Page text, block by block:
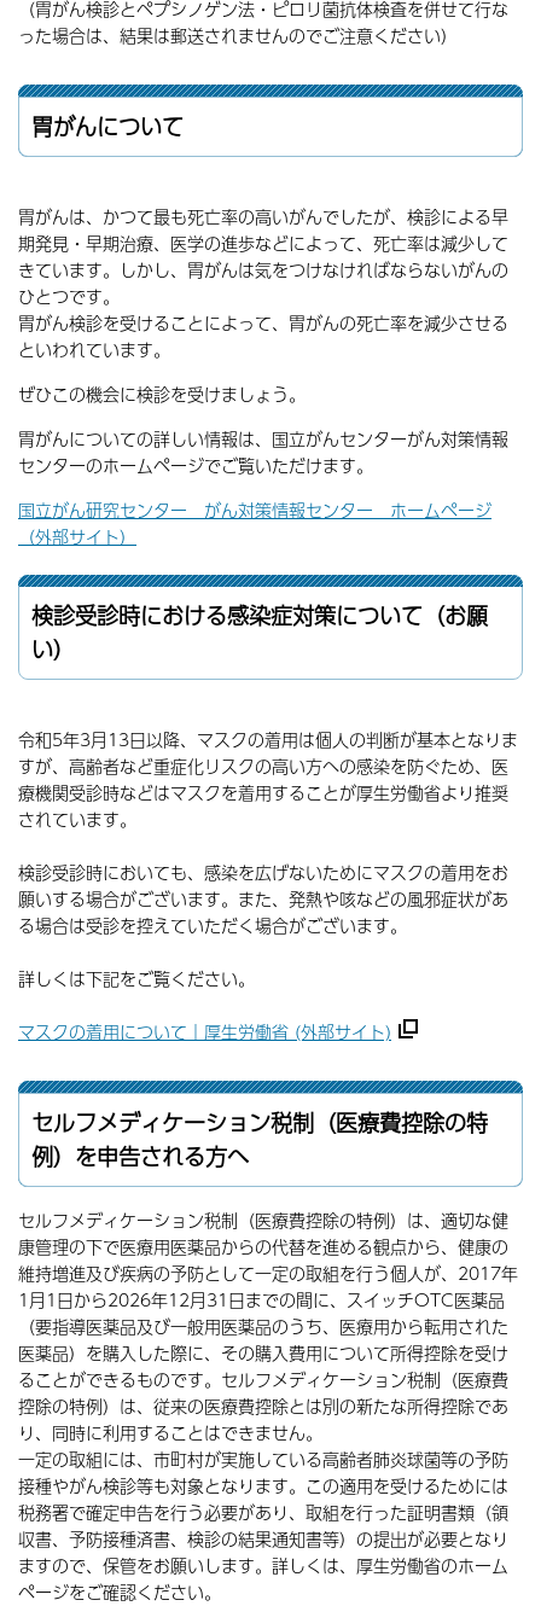
（胃がん検診とペプシノゲン法・ピロリ菌抗体検査を併せて行な
った場合は、結果は郵送されませんのでご注意ください）
胃がんについて
胃がんは、かつて最も死亡率の高いがんでしたが、検診による早
期発見・早期治療、医学の進歩などによって、死亡率は減少して
きています。しかし、胃がんは気をつけなければならないがんの
ひとつです。
胃がん検診を受けることによって、胃がんの死亡率を減少させる
といわれています。
ぜひこの機会に検診を受けましょう。
胃がんについての詳しい情報は、国立がんセンターがん対策情報
センターのホームページでご覧いただけます。
国立がん研究センター がん対策情報センター ホームページ
（外部サイト）
検診受診時における感染症対策について（お願
い）
令和5年3月13日以降、マスクの着用は個人の判断が基本となりま
すが、高齢者など重症化リスクの高い方への感染を防ぐため、医
療機関受診時などはマスクを着用することが厚生労働省より推奨
されています。
検診受診時においても、感染を広げないためにマスクの着用をお
願いする場合がございます。また、発熱や咳などの風邪症状があ
る場合は受診を控えていただく場合がございます。
詳しくは下記をご覧ください。
マスクの着用について｜厚生労働省 (外部サイト)
セルフメディケーション税制（医療費控除の特
例）を申告される方へ
セルフメディケーション税制（医療費控除の特例）は、適切な健
康管理の下で医療用医薬品からの代替を進める観点から、健康の
維持増進及び疾病の予防として一定の取組を行う個人が、2017年
1月1日から2026年12月31日までの間に、スイッチOTC医薬品
（要指導医薬品及び一般用医薬品のうち、医療用から転用された
医薬品）を購入した際に、その購入費用について所得控除を受け
ることができるものです。セルフメディケーション税制（医療費
控除の特例）は、従来の医療費控除とは別の新たな所得控除であ
り、同時に利用することはできません。
一定の取組には、市町村が実施している高齢者肺炎球菌等の予防
接種やがん検診等も対象となります。この適用を受けるためには
税務署で確定申告を行う必要があり、取組を行った証明書類（領
収書、予防接種済書、検診の結果通知書等）の提出が必要となり
ますので、保管をお願いします。詳しくは、厚生労働省のホーム
ページをご確認ください。